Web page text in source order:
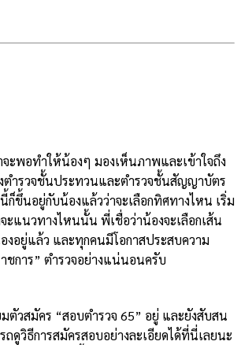
ะพอทำให้น้องๆ มองเห็นภาพและเข้าใจถึง
ตำรวจชั้นประทวนและตำรวจชั้นสัญญาบัตร
ขึ้นอยู่กับน้องแล้วว่าจะเลือกทิศทางไหน เริ่ม
แนวทางไหนนั้น พี่เชื่อว่าน้องจะเลือกเส้น
งอยู่แล้ว และทุกคนมีโอกาสประสบความ
ชการ” ตำรวจอย่างแน่นอนครับ
ตัวสมัคร “สอบตำรวจ 65” อยู่ และยังสับสน
ถดูวิธีการสมัครสอบอย่างละเอียดได้ที่นี่เลยนะ